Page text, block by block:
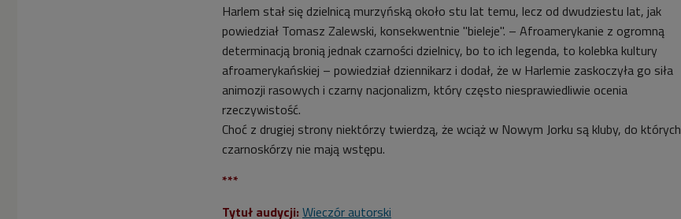
Harlem stał się dzielnicą murzyńską około stu lat temu, lecz od dwudziestu lat, jak
powiedział Tomasz Zalewski, konsekwentnie "bieleje". – Afroamerykanie z ogromną
determinacją bronią jednak czarności dzielnicy, bo to ich legenda, to kolebka kultury
afroamerykańskiej – powiedział dziennikarz i dodał, że w Harlemie zaskoczyła go siła
animozji rasowych i czarny nacjonalizm, który często niesprawiedliwie ocenia
rzeczywistość.
Choć z drugiej strony niektórzy twierdzą, że wciąż w Nowym Jorku są kluby, do których
czarnoskórzy nie mają wstępu.
***
Tytuł audycji: Wieczór autorski